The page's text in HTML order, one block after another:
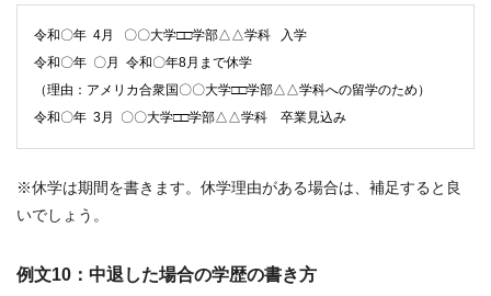
令和〇年 4月 〇〇大学□□学部△△学科 入学
令和〇年 〇月 令和〇年8月まで休学
（理由：アメリカ合衆国〇〇大学□□学部△△学科への留学のため）
令和〇年 3月 〇〇大学□□学部△△学科 卒業見込み
※休学は期間を書きます。休学理由がある場合は、補足すると良
いでしょう。
例文10：中退した場合の学歴の書き方